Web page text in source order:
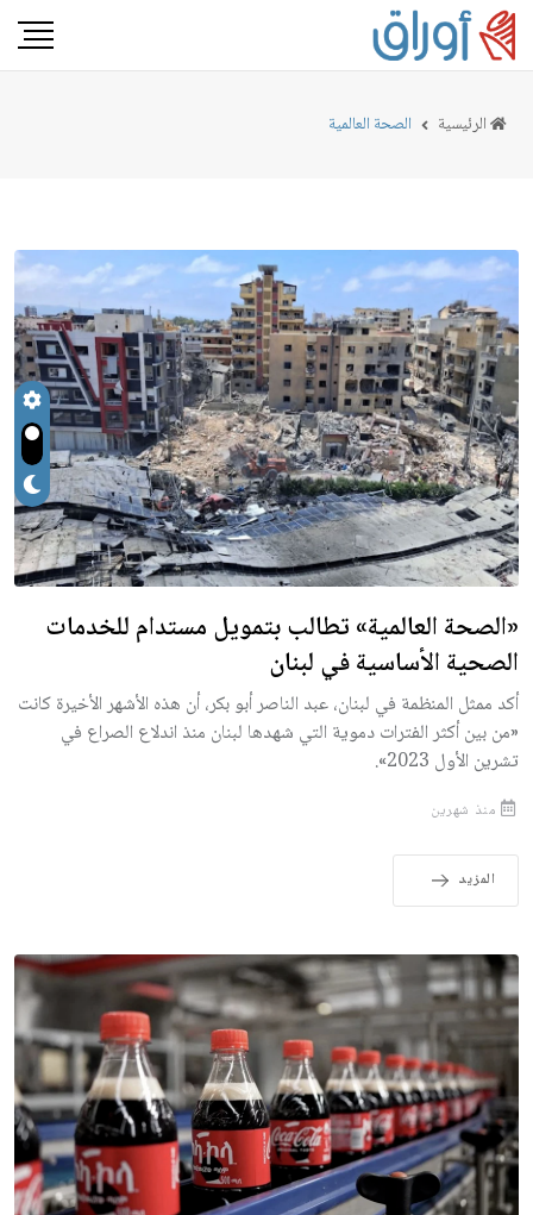
الرئيسية الصحة العالمية
«الصحة العالمية» تطالب بتمويل مستدام للخدمات
الصحية الأساسية في لبنان
أكد ممثل المنظمة في لبنان، عبد الناصر أبو بكر، أن هذه الأشهر الأخيرة كانت
«من بين أكثر الفترات دموية التي شهدها لبنان منذ اندلاع الصراع في
تشرين الأول 2023».
منذ شهرين
المزيد